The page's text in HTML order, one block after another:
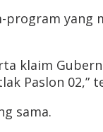
program yang
klaim
Paslon 02,”
sama.